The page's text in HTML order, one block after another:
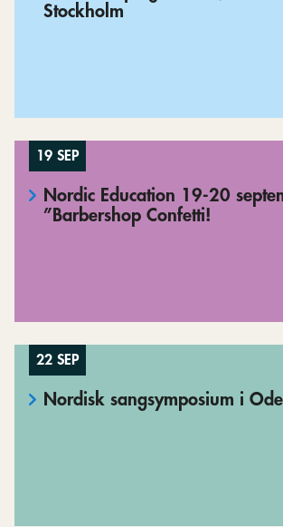
Stockholm
19 SEP
Nordic Education 19-20
”Barbershop Confetti!
22 SEP
Nordisk sangsymposium i